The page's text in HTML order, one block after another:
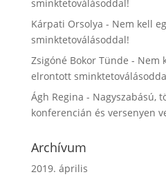
sminktetoválásoddal!
Kárpati Orsolya - Nem kell
sminktetoválásoddal!
Zsigóné Bokor Tünde - Nem
elrontott
Ágh Regina - Nagyszabású,
konferencián és versenyen
Archívum
2019. április